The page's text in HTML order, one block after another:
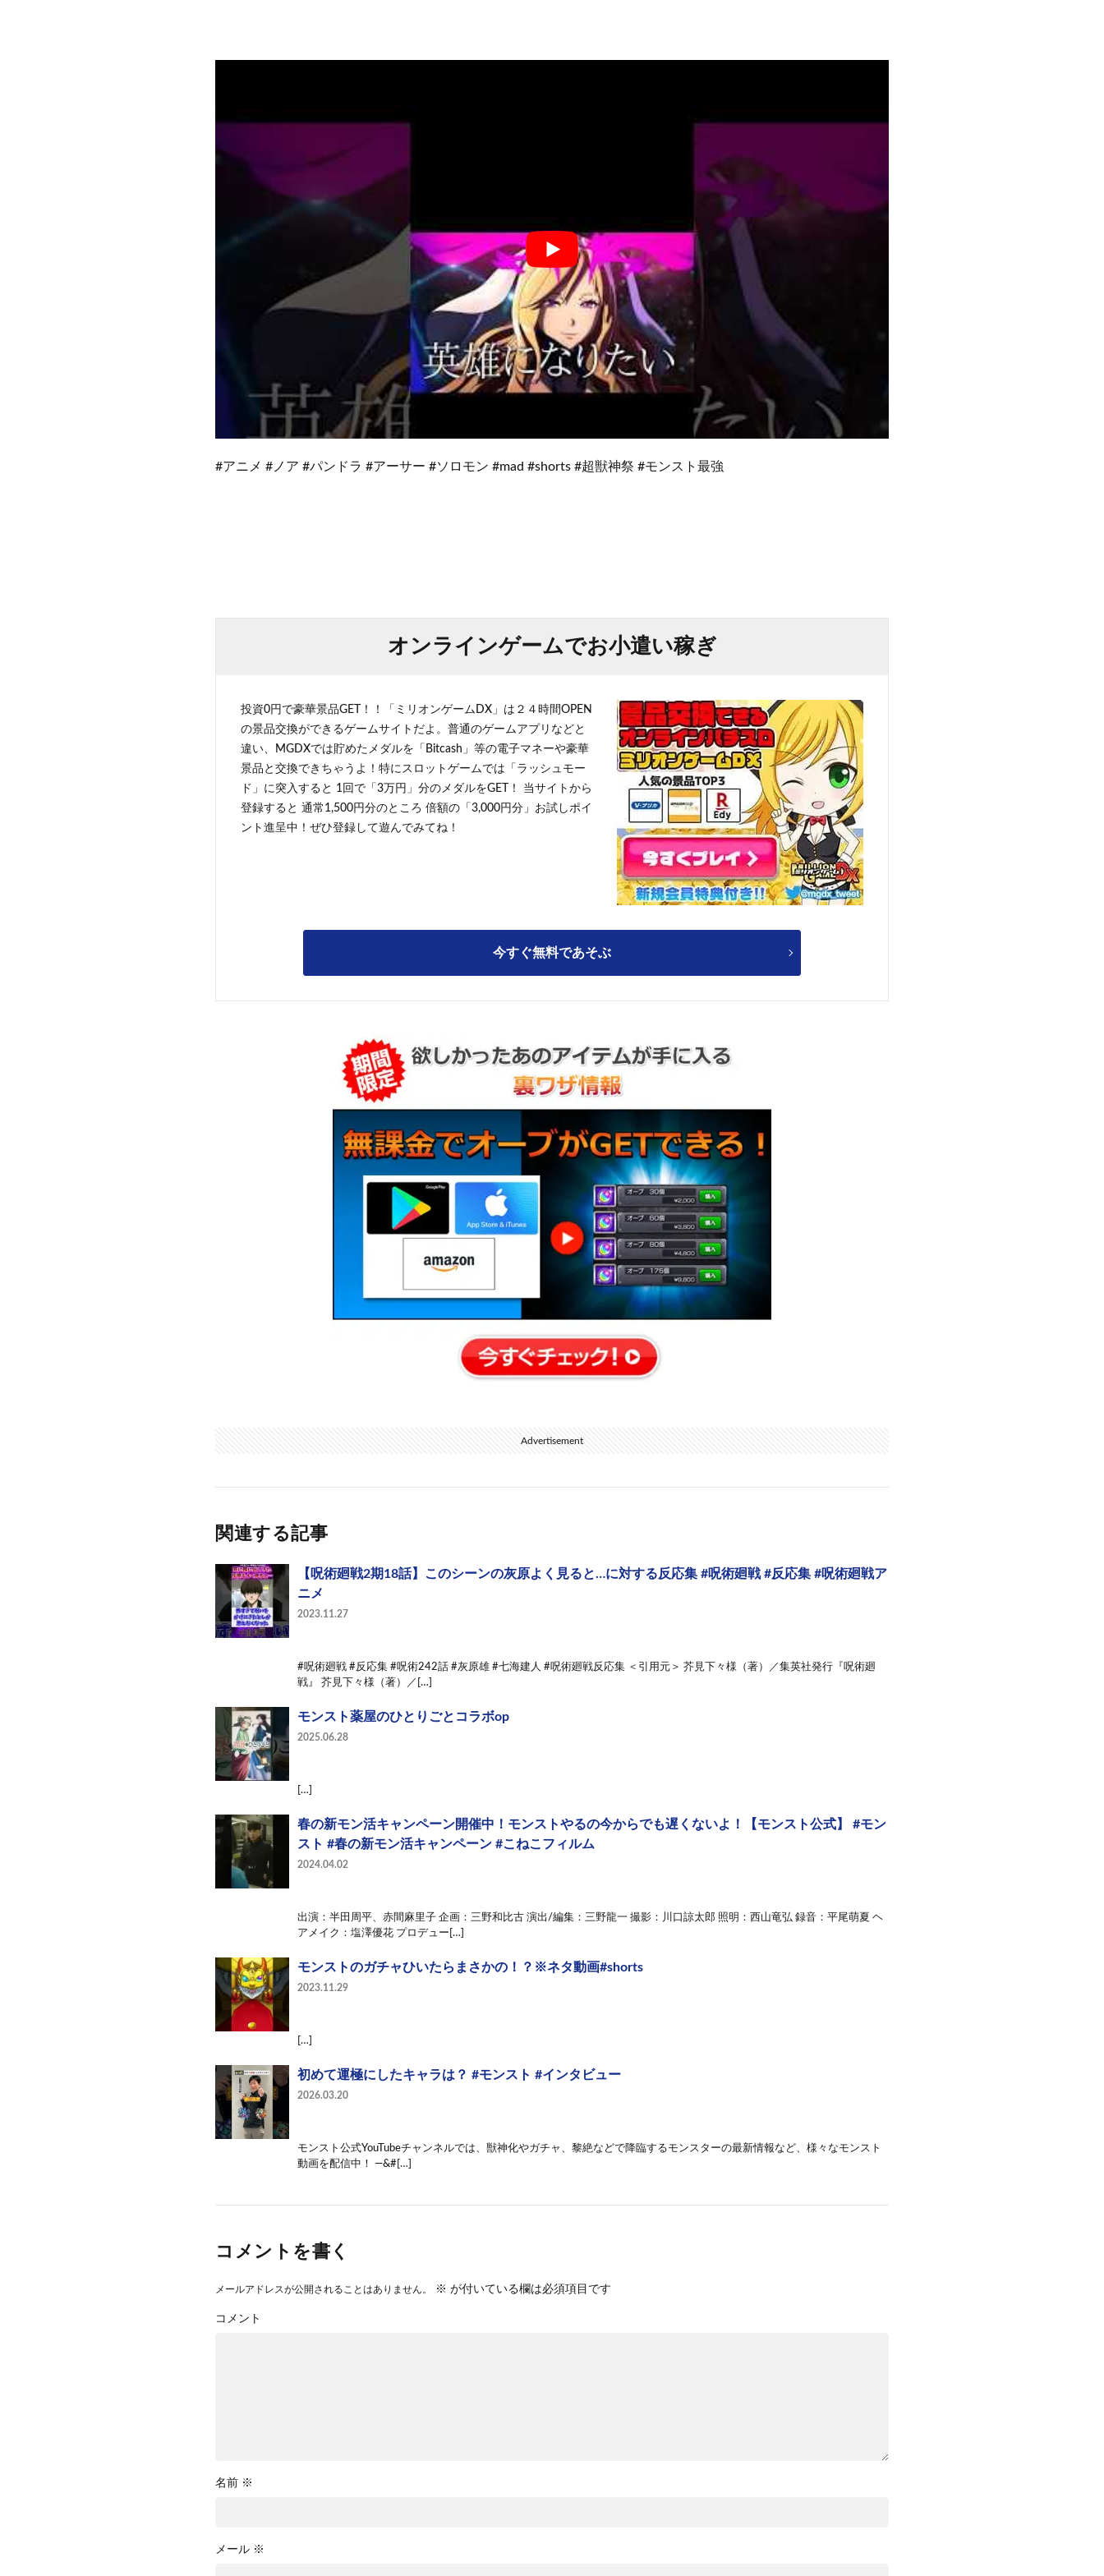
#アニメ #ノア #パンドラ #アーサー #ソロモン #mad #shorts #超獣神祭 #モンスト最強
オンラインゲームでお小遣い稼ぎ
投資0円で豪華景品GET！！「ミリオンゲームDX」は２４時間OPEN
の景品交換ができるゲームサイトだよ。普通のゲームアプリなどと
違い、MGDXでは貯めたメダルを「Bitcash」等の電子マネーや豪華
景品と交換できちゃうよ！特にスロットゲームでは「ラッシュモー
ド」に突入すると 1回で「3万円」分のメダルをGET！ 当サイトから
登録すると 通常1,500円分のところ 倍額の「3,000円分」お試しポイ
ント進呈中！ぜひ登録して遊んでみてね！
今すぐ無料であそぶ
Advertisement
関連する記事
【呪術廻戦2期18話】このシーンの灰原よく見ると…に対する反応集 #呪術廻戦 #反応集 #呪術廻戦ア
ニメ
2023.11.27
#呪術廻戦 #反応集 #呪術242話 #灰原雄 #七海建人 #呪術廻戦反応集 ＜引用元＞ 芥見下々様（著）／集英社発行『呪術廻
戦』 芥見下々様（著）／[…]
モンスト薬屋のひとりごとコラボop
2025.06.28
[…]
春の新モン活キャンペーン開催中！モンストやるの今からでも遅くないよ！【モンスト公式】 #モン
スト #春の新モン活キャンペーン #こねこフィルム
2024.04.02
出演：半田周平、赤間麻里子 企画：三野和比古 演出/編集：三野龍一 撮影：川口諒太郎 照明：西山竜弘 録音：平尾萌夏 ヘ
アメイク：塩澤優花 プロデュー[…]
モンストのガチャひいたらまさかの！？※ネタ動画#shorts
2023.11.29
[…]
初めて運極にしたキャラは？ #モンスト #インタビュー
2026.03.20
モンスト公式YouTubeチャンネルでは、獣神化やガチャ、黎絶などで降臨するモンスターの最新情報など、様々なモンスト
動画を配信中！ —&#[…]
コメントを書く
メールアドレスが公開されることはありません。 ※ が付いている欄は必須項目です
コメント
名前 ※
メール ※